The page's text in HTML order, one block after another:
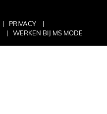
PRIVACY
WERKEN BIJ MS MODE